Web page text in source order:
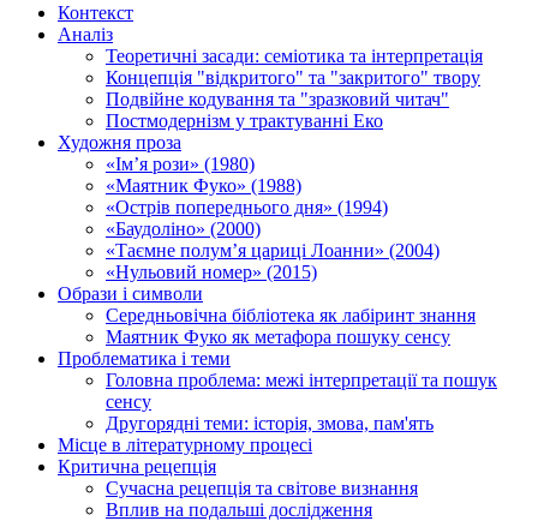
Контекст
Аналіз
Теоретичні засади: семіотика та інтерпретація
Концепція "відкритого" та "закритого" твору
Подвійне кодування та "зразковий читач"
Постмодернізм у трактуванні Еко
Художня проза
«Ім’я рози» (1980)
«Маятник Фуко» (1988)
«Острів попереднього дня» (1994)
«Баудоліно» (2000)
«Таємне полум’я цариці Лоанни» (2004)
«Нульовий номер» (2015)
Образи і символи
Середньовічна бібліотека як лабіринт знання
Маятник Фуко як метафора пошуку сенсу
Проблематика і теми
Головна проблема: межі інтерпретації та пошук
сенсу
Другорядні теми: історія, змова, пам'ять
Місце в літературному процесі
Критична рецепція
Сучасна рецепція та світове визнання
Вплив на подальші дослідження